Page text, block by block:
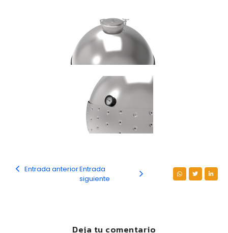
Entrada anteriorEntrada
siguiente
Deja tu comentario